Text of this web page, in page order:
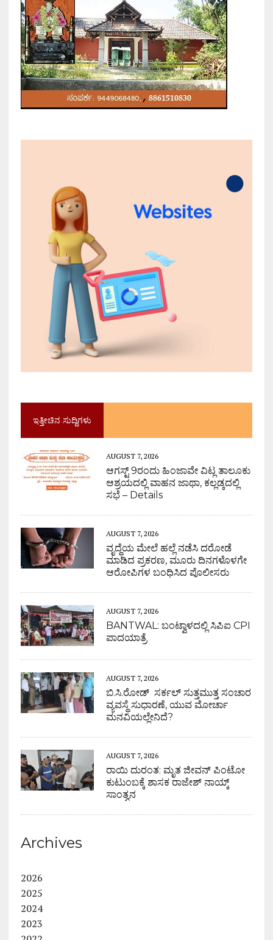
ಇತ್ತೀಚಿನ ಸುದ್ದಿಗಳು
AUGUST 7, 2026
ಆಗಸ್ಟ್ 9ರಂದು ಹಿಂಜಾವೇ ವಿಟ್ಲ ತಾಲೂಕು
ಆಶ್ರಯದಲ್ಲಿ ವಾಹನ ಜಾಥಾ, ಕಲ್ಲಡ್ಕದಲ್ಲಿ
ಸಭೆ – Details
AUGUST 7, 2026
ವೃದ್ಧೆಯ ಮೇಲೆ ಹಲ್ಲೆ ನಡೆಸಿ ದರೋಡೆ
ಮಾಡಿದ ಪ್ರಕರಣ, ಮೂರು ದಿನಗಳೊಳಗೇ
ಆರೋಪಿಗಳ ಬಂಧಿಸಿದ ಪೊಲೀಸರು
AUGUST 7, 2026
BANTWAL: ಬಂಟ್ವಾಳದಲ್ಲಿ ಸಿಪಿಐ CPI
ಪಾದಯಾತ್ರೆ
AUGUST 7, 2026
ಬಿ.ಸಿ.ರೋಡ್ ಸರ್ಕಲ್ ಸುತ್ತಮುತ್ತ ಸಂಚಾರ
ವ್ಯವಸ್ಥೆ ಸುಧಾರಣೆ, ಯುವ ಮೋರ್ಚಾ
ಮನವಿಯಲ್ಲೇನಿದೆ?
AUGUST 7, 2026
ರಾಯಿ ದುರಂತ: ಮೃತ ಜೀವನ್ ಪಿಂಟೋ
ಕುಟುಂಬಕ್ಕೆ ಶಾಸಕ ರಾಜೇಶ್ ನಾಯ್ಕ್
ಸಾಂತ್ವನ
Archives
2026
2025
2024
2023